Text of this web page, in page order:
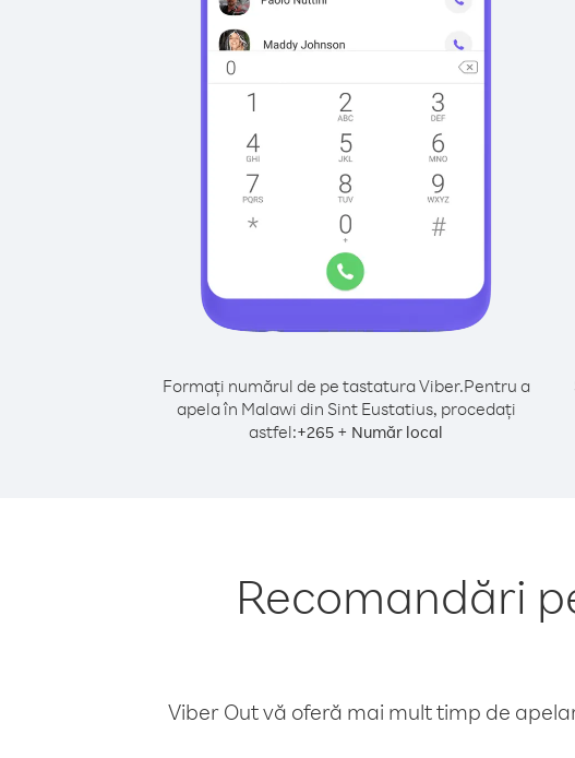
Formați numărul de pe tastatura Viber.Pentru a
apela în Malawi din Sint Eustatius, procedați
astfel:+265 + Număr local
Recomandări
Viber Out vă oferă mai mult timp de